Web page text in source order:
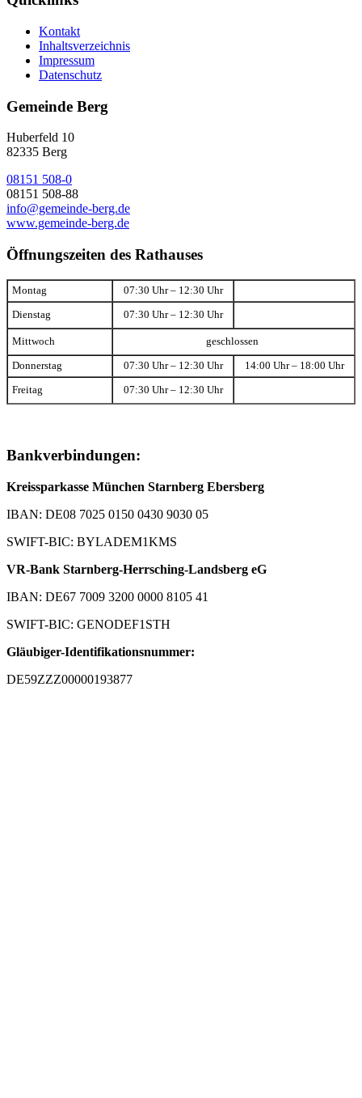
Kontakt
Inhaltsverzeichnis
Impressum
Datenschutz
Gemeinde Berg
Huberfeld 10
82335 Berg
08151 508-0
08151 508-88
info@gemeinde-berg.de
www.gemeinde-berg.de
Öffnungszeiten des Rathauses
Montag 07:30 Uhr – 12:30 Uhr
Dienstag 07:30 Uhr – 12:30 Uhr
Mittwoch geschlossen
Donnerstag 07:30 Uhr – 12:30 Uhr 14:00 Uhr – 18:00 Uhr
Freitag 07:30 Uhr – 12:30 Uhr
Bankverbindungen:
Kreissparkasse München Starnberg Ebersberg
IBAN: DE08 7025 0150 0430 9030 05
SWIFT-BIC: BYLADEM1KMS
VR-Bank Starnberg-Herrsching-Landsberg eG
IBAN: DE67 7009 3200 0000 8105 41
SWIFT-BIC: GENODEF1STH
Gläubiger-Identifikationsnummer:
DE59ZZZ00000193877